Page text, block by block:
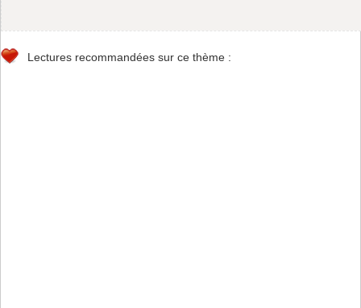
Lectures recommandées sur ce thème :